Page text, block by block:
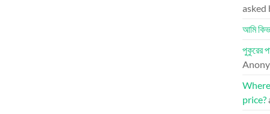
asked
আমি
পুকুরের
price?